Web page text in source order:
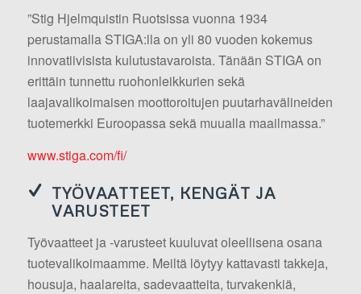
”Stig Hjelmquistin Ruotsissa vuonna 1934
perustamalla STIGA:lla on yli 80 vuoden kokemus
innovatiivisista kulutustavaroista. Tänään STIGA on
erittäin tunnettu ruohonleikkurien sekä
laajavalikoimaisen moottoroitujen puutarhavälineiden
tuotemerkki Euroopassa sekä muualla maailmassa.”
www.stiga.com/fi/
TYÖVAATTEET, KENGÄT JA
VARUSTEET
Työvaatteet ja -varusteet kuuluvat oleellisena osana
tuotevalikoimaamme. Meiltä löytyy kattavasti takkeja,
housuja, haalareita, sadevaatteita, turvakenkiä,